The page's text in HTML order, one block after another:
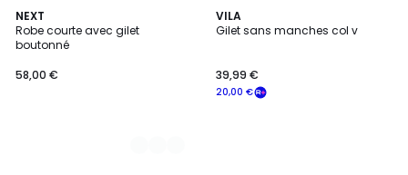
NEXT
Robe courte avec gilet
boutonné
58,00 €
2
Couleurs
VILA
Gilet sans manches col v
20,00 €
39,99 €